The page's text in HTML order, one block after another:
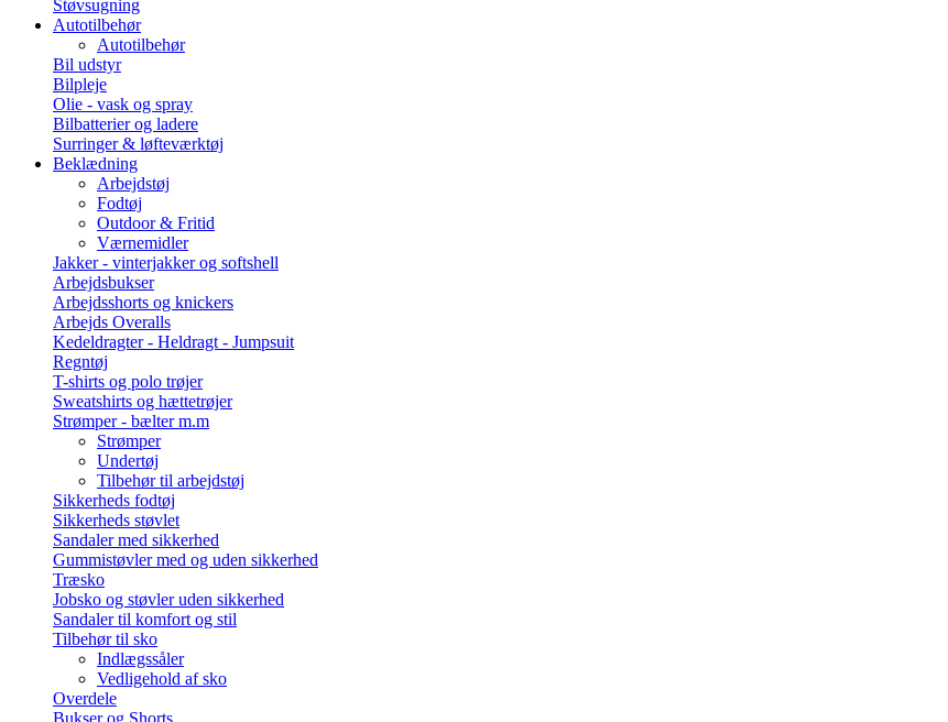
Støvsugning
Autotilbehør
Autotilbehør
Bil udstyr
Bilpleje
Olie - vask og spray
Bilbatterier og ladere
Surringer & løfteværktøj
Beklædning
Arbejdstøj
Fodtøj
Outdoor & Fritid
Værnemidler
Jakker - vinterjakker og softshell
Arbejdsbukser
Arbejdsshorts og knickers
Arbejds Overalls
Kedeldragter - Heldragt - Jumpsuit
Regntøj
T-shirts og polo trøjer
Sweatshirts og hættetrøjer
Strømper - bælter m.m
Strømper
Undertøj
Tilbehør til arbejdstøj
Sikkerheds fodtøj
Sikkerheds støvlet
Sandaler med sikkerhed
Gummistøvler med og uden sikkerhed
Træsko
Jobsko og støvler uden sikkerhed
Sandaler til komfort og stil
Tilbehør til sko
Indlægssåler
Vedligehold af sko
Overdele
Bukser og Shorts